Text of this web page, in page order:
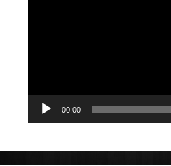
00:00